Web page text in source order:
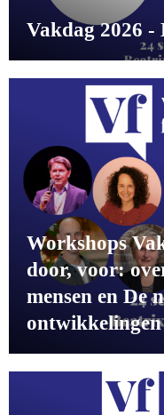
Vakdag 2026 -
Workshops
door, voor:
mensen en De